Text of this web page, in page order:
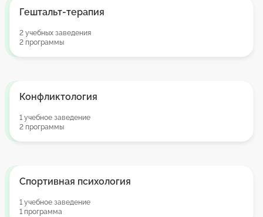
Гештальт-терапия
2 учебных заведения
2 программы
Конфликтология
1 учебное заведение
2 программы
Спортивная психология
1 учебное заведение
1 программа